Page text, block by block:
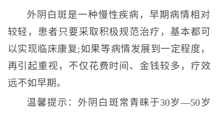
外阴白斑是一种慢性疾病，早期病情相对
较轻，患者只要采取积极规范治疗，基本都可
以实现临床康复;如果等病情发展到一定程度，
再引起重视，不仅花费时间、金钱较多，疗效
远不如早期。
温馨提示：外阴白斑常青睐于30岁—50岁